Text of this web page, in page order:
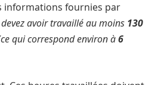
informations fournies par
avoir travaillé au moins 130
qui correspond environ à6